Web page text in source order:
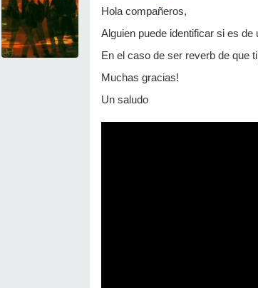
Hola compañeros,
Alguien puede identificar si es
En el caso de ser reverb de que
Muchas gracias!
Un saludo